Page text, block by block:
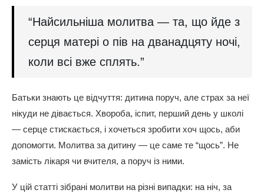
“Найсильніша молитва — та, що йде з
серця матері о пів на дванадцяту ночі,
коли всі вже сплять.”
Батьки знають це відчуття: дитина поруч, але страх за неї
нікуди не дівається. Хвороба, іспит, перший день у школі
— серце стискається, і хочеться зробити хоч щось, аби
допомогти. Молитва за дитину — це саме те “щось”. Не
замість лікаря чи вчителя, а поруч із ними.
У цій статті зібрані молитви на різні випадки: на ніч, за